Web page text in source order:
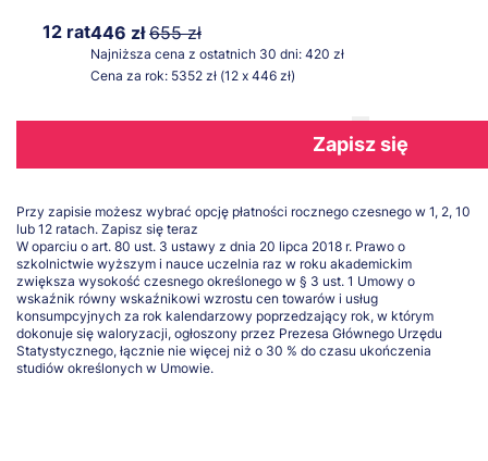
12 rat446 zł655 zł
Najniższa cena z ostatnich 30 dni: 420 zł
Cena za rok: 5352 zł (12 x 446 zł)
Zapisz się
Przy zapisie możesz wybrać opcję płatności rocznego czesnego w 1, 2, 10
lub 12 ratach. Zapisz się teraz
W oparciu o art. 80 ust. 3 ustawy z dnia 20 lipca 2018 r. Prawo o
szkolnictwie wyższym i nauce uczelnia raz w roku akademickim
zwiększa wysokość czesnego określonego w § 3 ust. 1 Umowy o
wskaźnik równy wskaźnikowi wzrostu cen towarów i usług
konsumpcyjnych za rok kalendarzowy poprzedzający rok, w którym
dokonuje się waloryzacji, ogłoszony przez Prezesa Głównego Urzędu
Statystycznego, łącznie nie więcej niż o 30 % do czasu ukończenia
studiów określonych w Umowie.